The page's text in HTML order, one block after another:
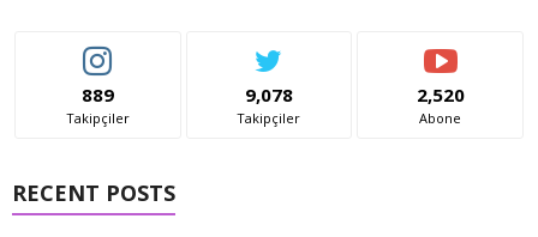
889
Takipçiler
9,078
Takipçiler
2,520
Abone
RECENT POSTS